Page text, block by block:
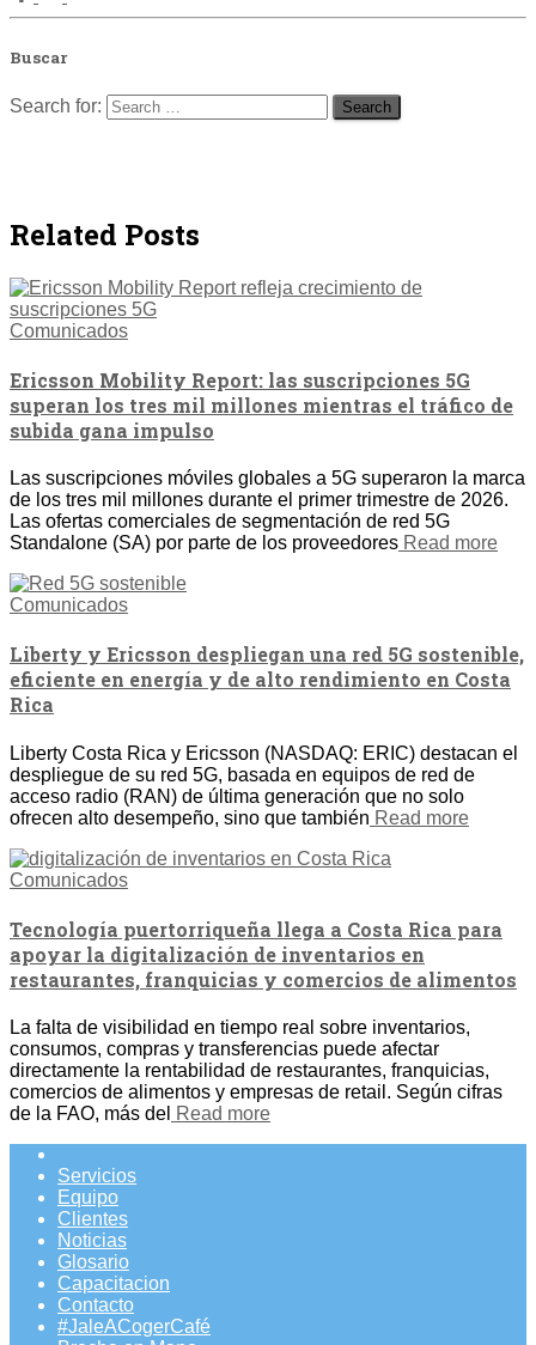
Buscar
Search for:
Related Posts
Comunicados
Ericsson Mobility Report: las suscripciones 5G
superan los tres mil millones mientras el tráfico de
subida gana impulso
Las suscripciones móviles globales a 5G superaron la marca
de los tres mil millones durante el primer trimestre de 2026.
Las ofertas comerciales de segmentación de red 5G
Standalone (SA) por parte de los proveedores Read more
Comunicados
Liberty y Ericsson despliegan una red 5G sostenible,
eficiente en energía y de alto rendimiento en Costa
Rica
Liberty Costa Rica y Ericsson (NASDAQ: ERIC) destacan el
despliegue de su red 5G, basada en equipos de red de
acceso radio (RAN) de última generación que no solo
ofrecen alto desempeño, sino que también Read more
Comunicados
Tecnología puertorriqueña llega a Costa Rica para
apoyar la digitalización de inventarios en
restaurantes, franquicias y comercios de alimentos
La falta de visibilidad en tiempo real sobre inventarios,
consumos, compras y transferencias puede afectar
directamente la rentabilidad de restaurantes, franquicias,
comercios de alimentos y empresas de retail. Según cifras
de la FAO, más del Read more
Servicios
Equipo
Clientes
Noticias
Glosario
Capacitacion
Contacto
#JaleACogerCafé